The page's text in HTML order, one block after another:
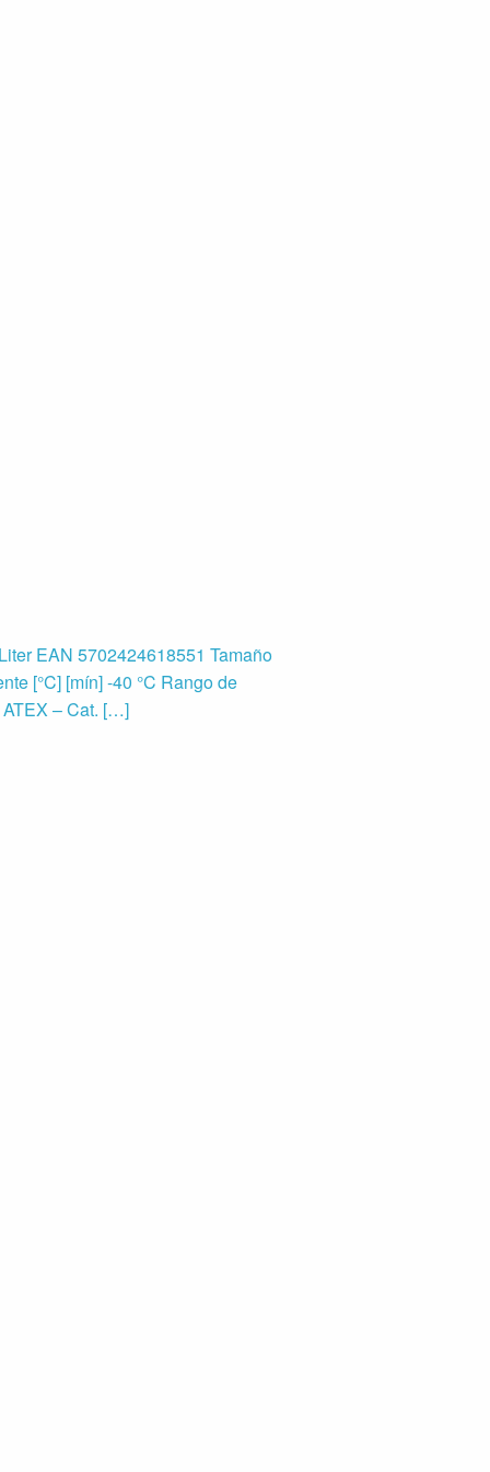
EAN 5702424618551 Tamaño
[°C] [mín] -40 °C Rango de
ATEX – Cat. […]